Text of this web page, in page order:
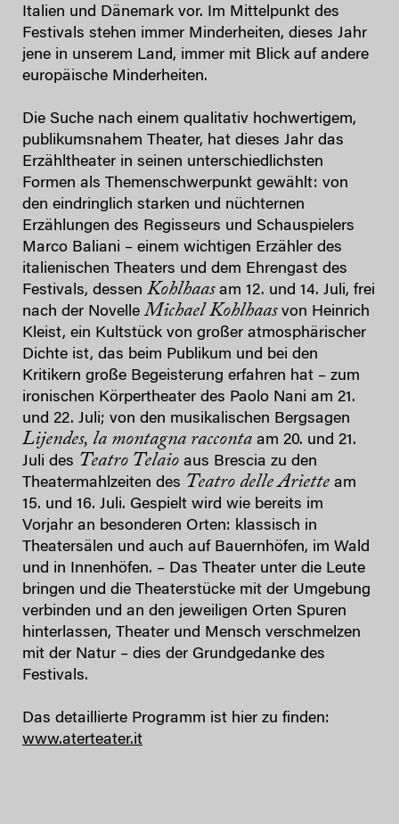
Italien und Dänemark vor. Im Mittelpunkt des
Festivals stehen immer Minderheiten, dieses Jahr
jene in unserem Land, immer mit Blick auf andere
europäische Minderheiten.
Die Suche nach einem qualitativ hochwertigem,
publikumsnahem Theater, hat dieses Jahr das
Erzähltheater in seinen unterschiedlichsten
Formen als Themenschwerpunkt gewählt: von
den eindringlich starken und nüchternen
Erzählungen des Regisseurs und Schauspielers
Marco Baliani ­– einem wichtigen Erzähler des
italienischen Theaters und dem Ehrengast des
Festivals, dessen Kohlhaasam 12. und 14. Juli, frei
nach der Novelle Michael Kohlhaas von Heinrich
Kleist, ein Kultstück von großer atmosphärischer
Dichte ist, das beim Publikum und bei den
Kritikern große Begeisterung erfahren hat – zum
ironischen Körpertheater des Paolo Nani am 21.
und 22. Juli; von den musikalischen Bergsagen
Lijendes, la montagna racconta am 20. und 21.
Juli des Teatro Telaio aus Brescia zu den
Theatermahlzeiten des Teatro delle Ariette am
15. und 16. Juli. Gespielt wird wie bereits im
Vorjahr an besonderen Orten: klassisch in
Theatersälen und auch auf Bauernhöfen, im Wald
und in Innenhöfen. – Das Theater unter die Leute
bringen und die Theaterstücke mit der Umgebung
verbinden und an den jeweiligen Orten Spuren
hinterlassen, Theater und Mensch verschmelzen
mit der Natur – dies der Grundgedanke des
Festivals.
Das detaillierte Programm ist hier zu finden:
www.aterteater.it